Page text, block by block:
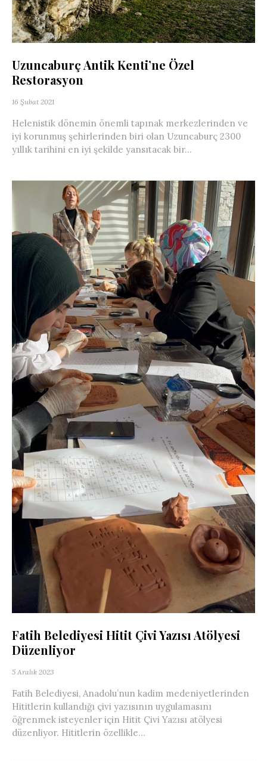
Uzuncaburç Antik Kenti’ne Özel
Restorasyon
16 Şubat 2021
Helenistik dönemin önemli tapınak merkezlerinden ve
iyi korunmuş şehirlerinden biri olan Uzuncaburç 2300
yıllık tarihini en iyi şekilde yansıtacak bir...
Fatih Belediyesi Hitit Çivi Yazısı Atölyesi
Düzenliyor
5 Aralık 2023
Fatih Belediyesi, Anadolu’nun kadim medeniyetlerinden
Hititlerin kullandığı çivi yazısının uygulamasını
öğrenmek isteyenler için Hitit Çivi Yazısı atölyesi
düzenliyor. Hititlerin özellikle...